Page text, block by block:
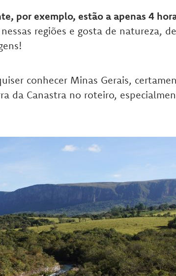
por exemplo, estão a apenas 4
regiões e gosta de natureza,
conhecer Minas Gerais,
da Canastra no roteiro,